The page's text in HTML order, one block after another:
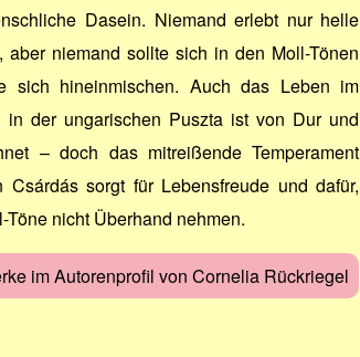
Dasein. Niemand erlebt nur helle
aber niemand sollte sich in den Moll-Tönen
sich hineinmischen. Auch das Leben im
in der ungarischen Puszta ist von Dur und
– doch das mitreißende Temperament
Csárdás sorgt für Lebensfreude und dafür,
Töne nicht Überhand nehmen.
im Autorenprofil von Cornelia Rückriegel